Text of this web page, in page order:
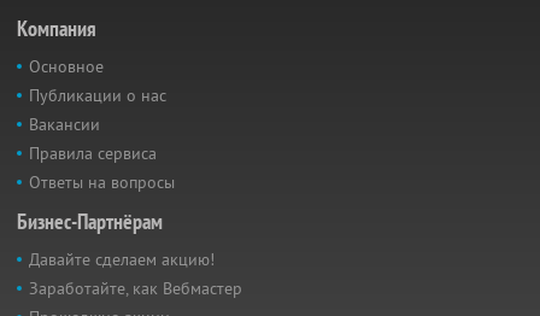
Компания
Основное
Публикации о нас
Вакансии
Правила сервиса
Ответы на вопросы
Бизнес-Партнёрам
Давайте сделаем акцию!
Заработайте, как Вебмастер